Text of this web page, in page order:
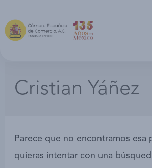
Cristian Yáñez
Parece que no encontramos esa
quieras intentar con una